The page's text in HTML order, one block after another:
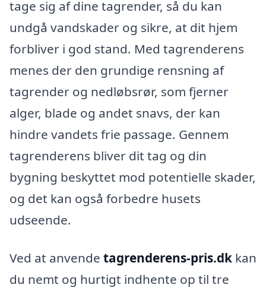
tage sig af dine tagrender, så du kan
undgå vandskader og sikre, at dit hjem
forbliver i god stand. Med tagrenderens
menes der den grundige rensning af
tagrender og nedløbsrør, som fjerner
alger, blade og andet snavs, der kan
hindre vandets frie passage. Gennem
tagrenderens bliver dit tag og din
bygning beskyttet mod potentielle skader,
og det kan også forbedre husets
udseende.
Ved at anvende tagrenderens-pris.dk kan
du nemt og hurtigt indhente op til tre